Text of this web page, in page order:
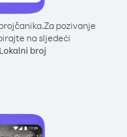
Za pozivanje
na sljedeći
Lokalni broj